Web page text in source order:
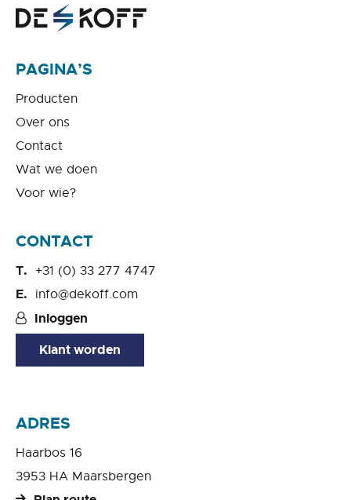
PAGINA’S
Producten
Over ons
Contact
Wat we doen
Voor wie?
CONTACT
+31 (0) 33 277 4747
info@dekoff.com
Inloggen
Klant worden
ADRES
Haarbos 16
3953 HA Maarsbergen